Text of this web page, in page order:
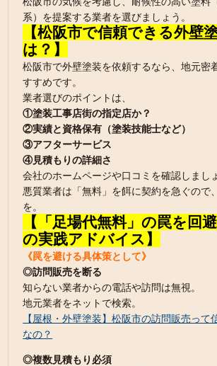
系）を提案する業者を選びましょう。
【松阪市で信頼できる外壁
は？】
松阪市で外壁塗装を依頼するなら、地元密
すすめです。
業者選びのポイントは、
①塗装工事店街の指定店か？
②実績と資格保有（塗装技能士など）
③アフターサービス
④見積もりの詳細さ
会社のホームページや口コミを確認しまし
悪質業者は「無料」を餌に契約を急ぐので
を。
【「足場代無料」の罠を回
の実践アドバイス】
《罠を避ける具体策として》
◎訪問販売を断る
知らない業者からの電話や訪問は無視。
地元業者をネットで検索。
【屋根・外壁塗装】松阪市の訪問販売って
なの？
◎複数見積もり必須